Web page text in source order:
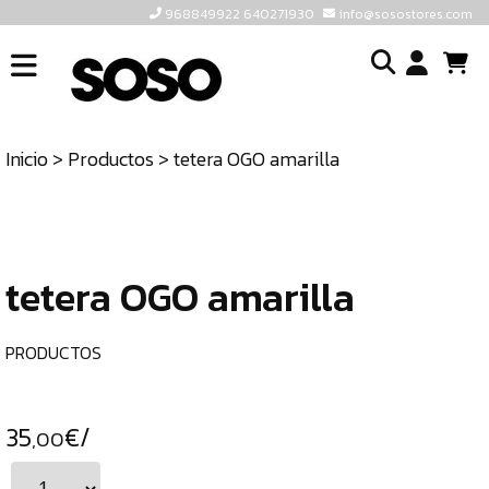
968849922 640271930 info@sosostores.com
INICIO
TIENDA
640271930
Inicio> Productos> tetera OGO amarilla
tetera OGO amarilla
PRODUCTOS
35,00€/